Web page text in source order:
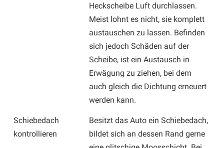
Heckscheibe Luft durchlassen.
Meist lohnt es nicht, sie komplett
austauschen zu lassen. Befinden
sich jedoch Schäden auf der
Scheibe, ist ein Austausch in
Erwägung zu ziehen, bei dem
auch gleich die Dichtung erneuert
werden kann.
Schiebedach
kontrollieren
Besitzt das Auto ein Schiebedach,
bildet sich an dessen Rand gerne